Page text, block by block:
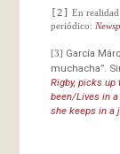
[2] En realidad
periódico:
[3] García
muchacha”.
Rigby, picks
been/Lives in
she keeps in a